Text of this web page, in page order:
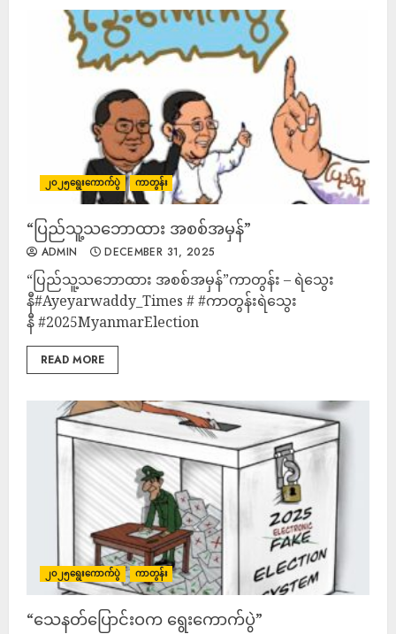
၂၀၂၅ရွေးကောက်ပွဲ ကာတွန်း
“ပြည်သူ့သဘောထား အစစ်အမှန်”
ADMIN DECEMBER 31, 2025
“ပြည်သူ့သဘောထား အစစ်အမှန်”ကာတွန်း – ရဲသွေး
နီ#Ayeyarwaddy_Times # #ကာတွန်းရဲသွေး
နီ #2025MyanmarElection
READ MORE
၂၀၂၅ရွေးကောက်ပွဲ ကာတွန်း
“သေနတ်ပြောင်းဝက ရွေးကောက်ပွဲ”